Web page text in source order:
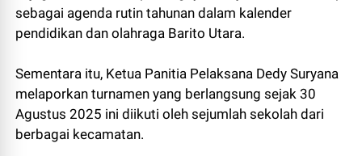
sebagai agenda rutin tahunan dalam kalender
pendidikan dan olahraga Barito Utara.
Sementara itu, Ketua Panitia Pelaksana Dedy Suryana
melaporkan turnamen yang berlangsung sejak 30
Agustus 2025 ini diikuti oleh sejumlah sekolah dari
berbagai kecamatan.